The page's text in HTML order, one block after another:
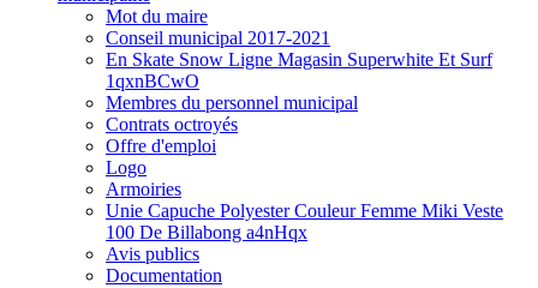
Mot du maire
Conseil municipal 2017-2021
En Skate Snow Ligne Magasin Superwhite Et Surf
1qxnBCwO
Membres du personnel municipal
Contrats octroyés
Offre d'emploi
Logo
Armoiries
Unie Capuche Polyester Couleur Femme Miki Veste
100 De Billabong a4nHqx
Avis publics
Documentation